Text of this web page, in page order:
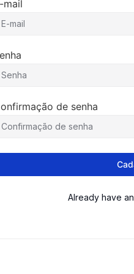
mail
de senha
Already have